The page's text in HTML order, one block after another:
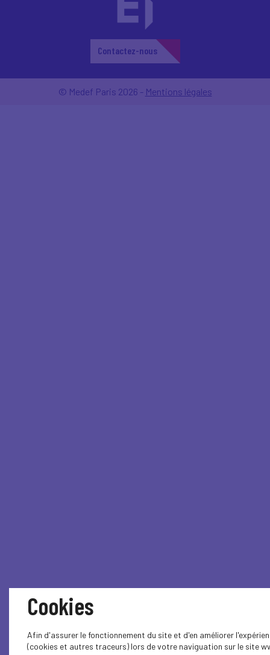
Contactez-nous
© Medef Paris 2026 - Mentions légales
Cookies
Afin d'assurer le fonctionnement du site et d'en améliorer
(cookies et autres traceurs) lors de votre naviguation sur le site